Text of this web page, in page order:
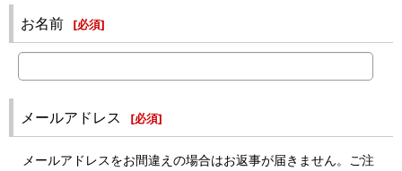
お名前 [必須]
メールアドレス [必須]
メールアドレスをお間違えの場合はお返事が届きません。ご注